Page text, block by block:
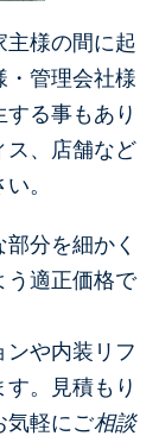
主様の間に起
・管理会社様
る事もあり
ス、店舗など
。
分を細かく
う適正価格で
ンや内装リフ
。見積もり
気軽にご相談